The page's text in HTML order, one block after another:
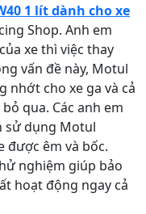
1 lít dành cho xe
Shop. Anh em
xe thì việc thay
vấn đề này, Motul
nhớt cho xe ga và cả
qua. Các anh em
sử dụng Motul
được êm và bốc.
nghiệm giúp bảo
hoạt động ngay cả